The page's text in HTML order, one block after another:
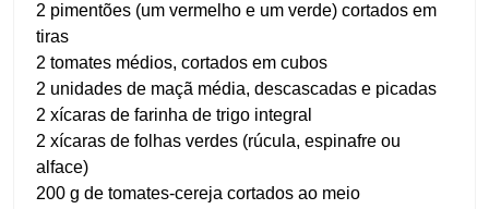
2 pimentões (um vermelho e um verde) cortados em
tiras
2 tomates médios, cortados em cubos
2 unidades de maçã média, descascadas e picadas
2 xícaras de farinha de trigo integral
2 xícaras de folhas verdes (rúcula, espinafre ou
alface)
200 g de tomates-cereja cortados ao meio